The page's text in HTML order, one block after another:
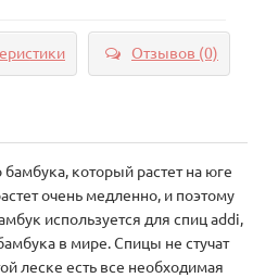
Отзывов (0)
который растет на юге
очень медленно, и поэтому
используется для спиц addi,
в мире. Спицы не стучат
леске есть все необходимая